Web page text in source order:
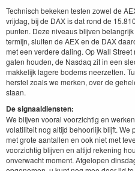
Technisch bekeken testen zowel de
vrijdag, bij de DAX is dat rond de
punten. Deze niveaus blijven
termijn, sluiten de AEX en de DAX
met een verdere daling. Op Wall
gaten houden, de Nasdaq zit in een
makkelijk lagere bodems neerzetten.
herstel zoals we merken, over de
staan.
De signaaldiensten:
We blijven vooral voorzichtig en
volatiliteit nog altijd behoorlijk blijft. We
met grote aantallen en ook niet met
voorzichtig blijven en altijd rekening
onverwacht moment. Afgelopen